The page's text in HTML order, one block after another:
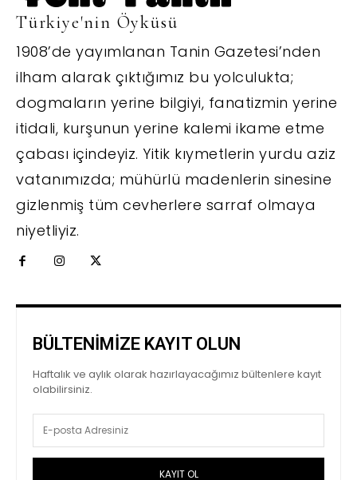
Türkiye'nin Öyküsü
1908’de yayımlanan Tanin Gazetesi’nden
ilham alarak çıktığımız bu yolculukta;
dogmaların yerine bilgiyi, fanatizmin yerine
itidali, kurşunun yerine kalemi ikame etme
çabası içindeyiz. Yitik kıymetlerin yurdu aziz
vatanımızda; mühürlü madenlerin sinesine
gizlenmiş tüm cevherlere sarraf olmaya
niyetliyiz.
BÜLTENİMİZE KAYIT OLUN
Haftalık ve aylık olarak hazırlayacağımız bültenlere kayıt
olabilirsiniz.
KAYIT OL